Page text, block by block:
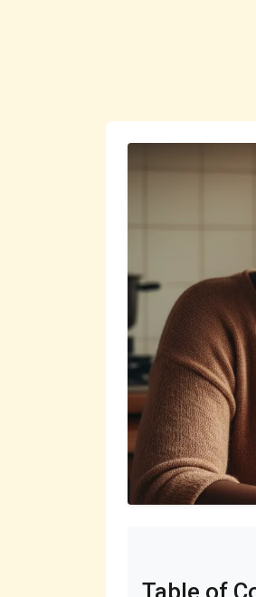
Table of